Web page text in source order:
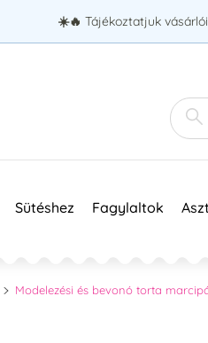
☀️🔥 Tájékoztatjuk
Sütéshez Fagylaltok
Modelezési és bevonó torta